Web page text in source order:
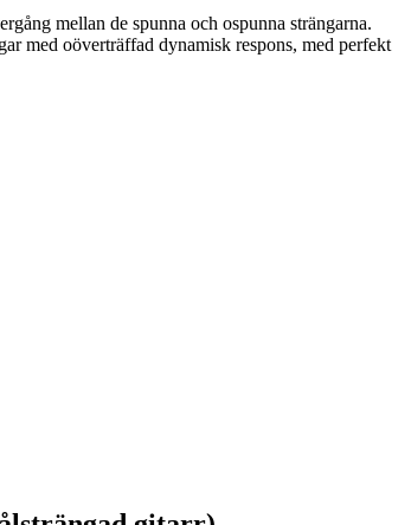
mellan de spunna och ospunna strängarna.
med oöverträffad dynamisk respons, med perfekt